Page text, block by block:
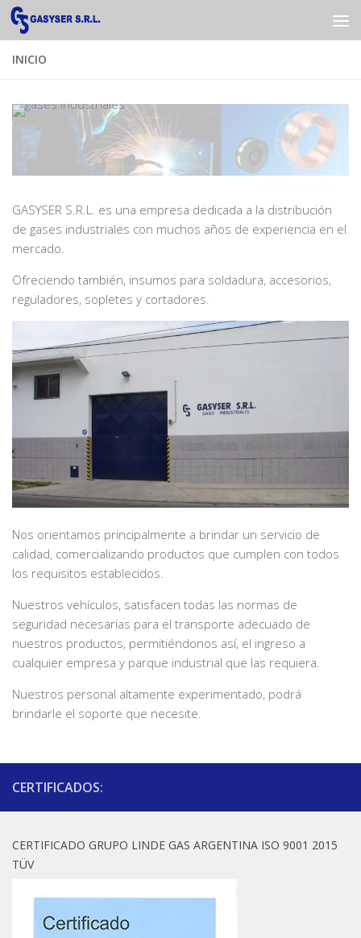
Saltar al contenido
INICIO
GASYSER S.R.L. es una empresa dedicada a la distribución
de gases industriales con muchos años de experiencia en el
mercado.
Ofreciendo también, insumos para soldadura, accesorios,
reguladores, sopletes y cortadores.
Nos orientamos principalmente a brindar un servicio de
calidad, comercializando productos que cumplen con todos
los requisitos establecidos.
Nuestros vehículos, satisfacen todas las normas de
seguridad necesarias para el transporte adecuado de
nuestros productos, permitiéndonos así, el ingreso a
cualquier empresa y parque industrial que las requiera.
Nuestros personal altamente experimentado, podrá
brindarle el soporte que necesite.
CERTIFICADOS:
CERTIFICADO GRUPO LINDE GAS ARGENTINA ISO 9001 2015
TÜV